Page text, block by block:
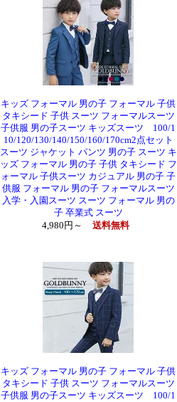
キッズ フォーマル 男の子 フォーマル 子供
タキシード 子供 スーツ フォーマルスーツ
子供服 男の子スーツ キッズスーツ 100/1
10/120/130/140/150/160/170cm2点セット
スーツ ジャケット パンツ 男の子 スーツ キ
ッズ フォーマル 男の子 子供 タキシード フ
ォーマル 子供スーツ カジュアル 男の子 子
供服 フォーマル 男の子 フォーマルスーツ
入学・入園スーツ スーツ フォーマル 男の
子 卒業式 スーツ
4,980円～
送料無料
キッズ フォーマル 男の子 フォーマル 子供
タキシード 子供 スーツ フォーマルスーツ
子供服 男の子スーツ キッズスーツ 100/1